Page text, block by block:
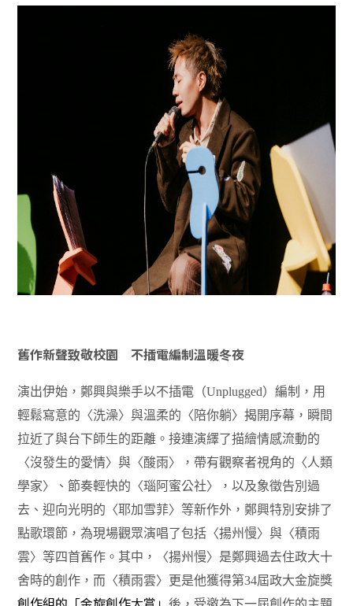
舊作新聲致敬校園 不插電編制溫暖冬夜
演出伊始，鄭興與樂手以不插電（Unplugged）編制，用
輕鬆寫意的〈洗澡〉與溫柔的〈陪你躺〉揭開序幕，瞬間
拉近了與台下師生的距離。接連演繹了描繪情感流動的
〈沒發生的愛情〉與〈酸雨〉，帶有觀察者視角的〈人類
學家〉、節奏輕快的〈瑙阿蜜公社〉，以及象徵告別過
去、迎向光明的〈耶加雪菲〉等新作外，鄭興特別安排了
點歌環節，為現場觀眾演唱了包括〈揚州慢〉與〈積雨
雲〉等四首舊作。其中，〈揚州慢〉是鄭興過去住政大十
舍時的創作，而〈積雨雲〉更是他獲得第34屆政大金旋獎